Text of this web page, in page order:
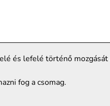
és lefelé történő
fog a csomag.